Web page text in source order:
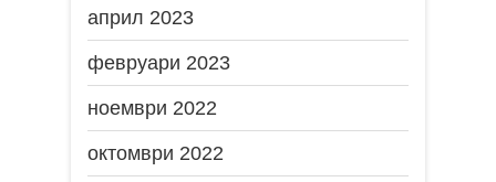
април 2023
февруари 2023
ноември 2022
октомври 2022